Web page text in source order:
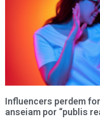
Influencers perdem
anseiam por “publis